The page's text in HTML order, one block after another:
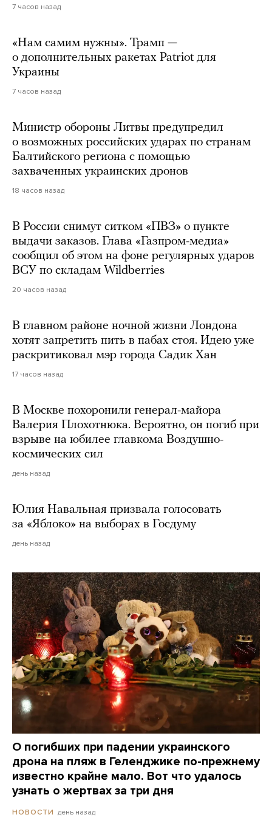
7 часов назад
«Нам самим нужны». Трамп —
о дополнительных ракетах Patriot для
Украины
7 часов назад
Министр обороны Литвы предупредил
о возможных российских ударах по странам
Балтийского региона с помощью
захваченных украинских дронов
18 часов назад
В России снимут ситком «ПВЗ» о пункте
выдачи заказов. Глава «Газпром-медиа»
сообщил об этом на фоне регулярных ударов
ВСУ по складам Wildberries
20 часов назад
В главном районе ночной жизни Лондона
хотят запретить пить в пабах стоя. Идею уже
раскритиковал мэр города Садик Хан
17 часов назад
В Москве похоронили генерал-майора
Валерия Плохотнюка. Вероятно, он погиб при
взрыве на юбилее главкома Воздушно-
космических сил
день назад
Юлия Навальная призвала голосовать
за «Яблоко» на выборах в Госдуму
день назад
О погибших при падении украинского
дрона на пляж в Геленджике по-прежнему
известно крайне мало. Вот что удалось
узнать о жертвах за три дня
НОВОСТИ день назад